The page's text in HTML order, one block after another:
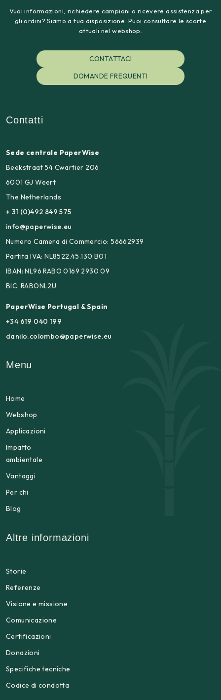
Vuoi informazioni, richiedere campioni o ricevere assistenza per
gli ordini? Siamo a tua disposizione. Puoi consultare le scorte
attuali nel webshop.
CONTATTACI
DOMANDE FREQUENTI
Contatti
Sede centrale PaperWise
Beekstraat 54 Cwartier 206
6001 GJ Weert
The Netherlands
+ 31 (0)492 849 575
info@paperwise.eu
Numero Camera di Commercio: 56662939
Partita IVA: NL8522.45.130.B01
IBAN: NL96 RABO 0169 2930 09
BIC: RABONL2U
PaperWise Portugal & Spain
+34 619 040 199
danilo.colombo@paperwise.eu
Menu
Home
Webshop
Applicazioni
Impatto
ambientale
Vantaggi
Per chi
Blog
Altre informazioni
Storie
Referenze
Visione e missione
Comunicazione
Certificazioni
Donazioni
Specifiche tecniche
Codice di condotta